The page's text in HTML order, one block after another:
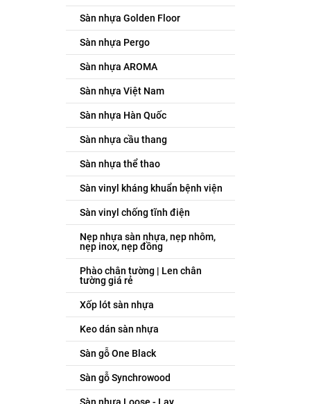
Sàn nhựa Golden Floor
Sàn nhựa Pergo
Sàn nhựa AROMA
Sàn nhựa Việt Nam
Sàn nhựa Hàn Quốc
Sàn nhựa cầu thang
Sàn nhựa thể thao
Sàn vinyl kháng khuẩn bệnh viện
Sàn vinyl chống tĩnh điện
Nẹp nhựa sàn nhựa, nẹp nhôm,
nẹp inox, nẹp đồng
Phào chân tường | Len chân
tường giá rẻ
Xốp lót sàn nhựa
Keo dán sàn nhựa
Sàn gỗ One Black
Sàn gỗ Synchrowood